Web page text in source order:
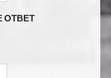
ОТВЕТ